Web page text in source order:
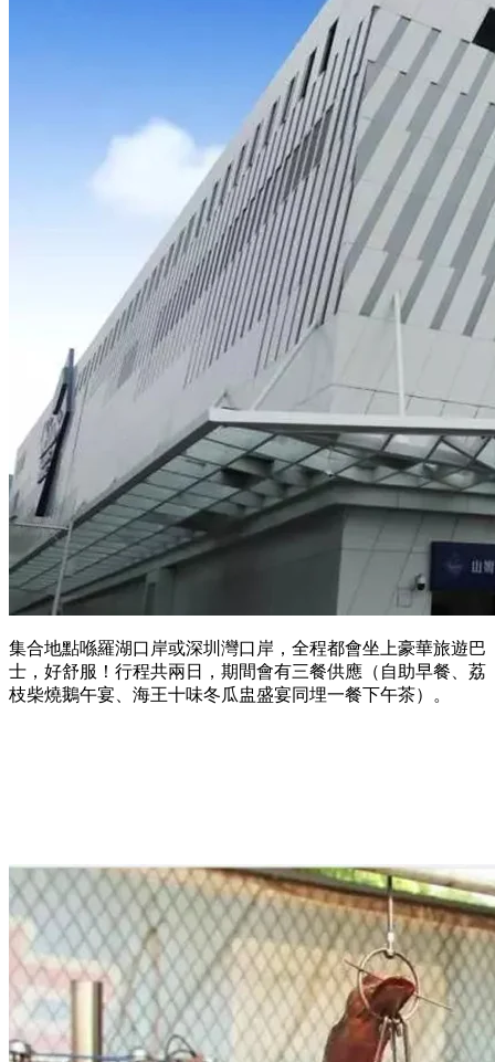
集合地點喺羅湖口岸或深圳灣口岸，全程都會坐上豪華旅遊巴
士，好舒服！行程共兩日，期間會有三餐供應（自助早餐、荔
枝柴燒鵝午宴、海王十味冬瓜盅盛宴同埋一餐下午茶）。